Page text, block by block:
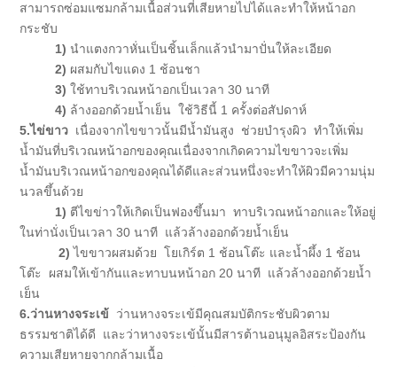
สามารถซ่อมแซมกล้ามเนื้อส่วนที่เสียหายไปได้และทำให้หน้าอก
กระชับ
1) นำแตงกวาหั่นเป็นชิ้นเล็กแล้วนำมาปั่นให้ละเอียด
2) ผสมกับไขแดง 1 ช้อนชา
3) ใช้ทาบริเวณหน้าอกเป็นเวลา 30 นาที
4) ล้างออกด้วยน้ำเย็น ใช้วิธีนี้ 1 ครั้งต่อสัปดาห์
5.ไข่ขาว เนื่องจากไขขาวนั้นมีน้ำมันสูง ช่วยบำรุงผิว ทำให้เพิ่ม
น้ำมันที่บริเวณหน้าอกของคุณเนื่องจากเกิดความไขขาวจะเพิ่ม
น้ำมันบริเวณหน้าอกของคุณได้ดีและส่วนหนึ่งจะทำให้ผิวมีความนุ่ม
นวลขึ้นด้วย
1) ตีไขข่าวให้เกิดเป็นฟองขึ้นมา ทาบริเวณหน้าอกและให้อยู่
ในท่านั่งเป็นเวลา 30 นาที แล้วล้างออกด้วยน้ำเย็น
2) ไขขาวผสมด้วย โยเกิร์ต 1 ช้อนโต๊ะ และน้ำผึ้ง 1 ช้อน
โต๊ะ ผสมให้เข้ากันและทาบนหน้าอก 20 นาที แล้วล้างออกด้วยน้ำ
เย็น
6.ว่านหางจระเข้ ว่านหางจระเข้มีคุณสมบัติกระชับผิวตาม
ธรรมชาติได้ดี และว่าหางจระเข้นั้นมีสารต้านอนุมูลอิสระป้องกัน
ความเสียหายจากกล้ามเนื้อ